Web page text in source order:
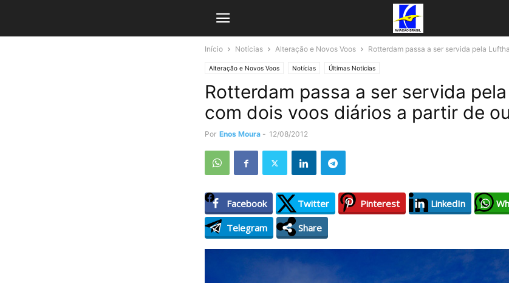
Início Notícias Alteração e Novos Voos Rotterdam passa a ser servida pela
Alteração e Novos Voos Notícias Últimas Noticias
Rotterdam passa a ser servida
com dois voos diários a partir de
Por Enos Moura - 12/08/2012
Facebook Twitter Pinterest LinkedIn
Telegram
Share